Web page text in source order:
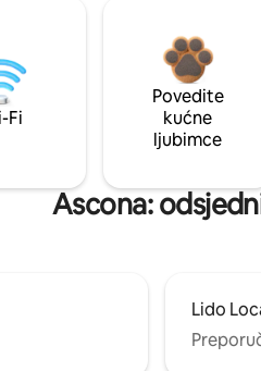
Fi
Povedite
kućne
ljubimce
Ascona:
Lido